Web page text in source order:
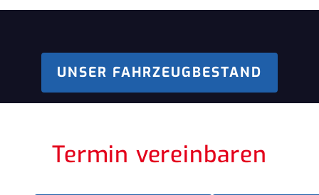
UNSER FAHRZEUGBESTAND
Termin vereinbaren